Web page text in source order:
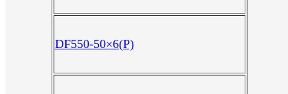
DF550-50×6(P)